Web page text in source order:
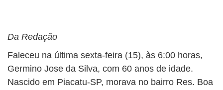
Da Redação
Faleceu na última sexta-feira (15), às 6:00 horas,
Germino Jose da Silva, com 60 anos de idade.
Nascido em Piacatu-SP, morava no bairro Res. Boa